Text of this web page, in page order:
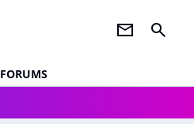
newsletter search
FORUMS